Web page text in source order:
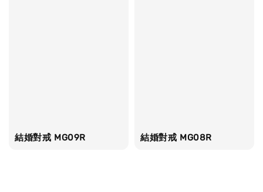
結婚對戒 MG09R 結婚對戒 MG08R